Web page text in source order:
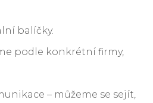
balíčky.
podle konkrétní firmy,
– můžeme se sejít,